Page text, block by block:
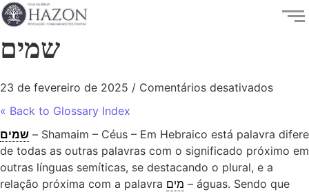
שמים
23 de fevereiro de 2025 / Comentários desativados
« Back to Glossary Index
שמים – Shamaim – Céus – Em Hebraico está palavra difere
de todas as outras palavras com o significado próximo em
outras línguas semíticas, se destacando o plural, e a
relação próxima com a palavra מים – águas. Sendo que